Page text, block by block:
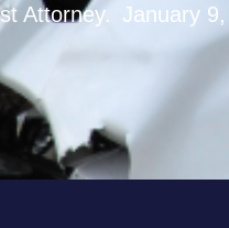
Attorney. January